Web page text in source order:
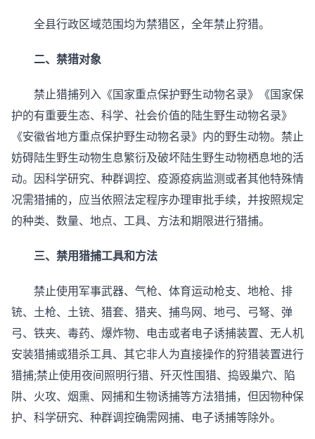
全县行政区域范围均为禁猎区，全年禁止狩猎。
二、禁猎对象
禁止猎捕列入《国家重点保护野生动物名录》《国家保
护的有重要生态、科学、社会价值的陆生野生动物名录》
《安徽省地方重点保护野生动物名录》内的野生动物。禁止
妨碍陆生野生动物生息繁衍及破坏陆生野生动物栖息地的活
动。因科学研究、种群调控、疫源疫病监测或者其他特殊情
况需猎捕的，应当依照法定程序办理审批手续，并按照规定
的种类、数量、地点、工具、方法和期限进行猎捕。
三、禁用猎捕工具和方法
禁止使用军事武器、气枪、体育运动枪支、地枪、排
铳、土枪、土铳、猎套、猎夹、捕鸟网、地弓、弓弩、弹
弓、铁夹、毒药、爆炸物、电击或者电子诱捕装置、无人机
安装猎捕或猎杀工具、其它非人为直接操作的狩猎装置进行
猎捕;禁止使用夜间照明行猎、歼灭性围猎、捣毁巢穴、陷
阱、火攻、烟熏、网捕和生物诱捕等方法猎捕，但因物种保
护、科学研究、种群调控确需网捕、电子诱捕等除外。